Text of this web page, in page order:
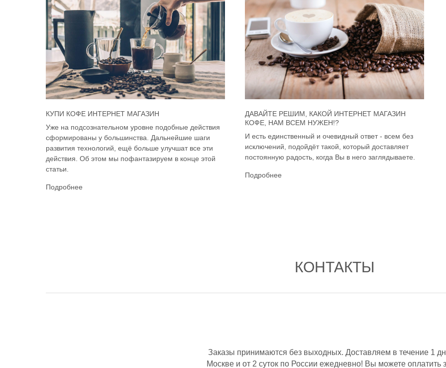
КУПИ КОФЕ ИНТЕРНЕТ МАГАЗИН
Уже на подсознательном уровне подобные действия
сформированы у большинства. Дальнейшие шаги
развития технологий, ещё больше улучшат все эти
действия. Об этом мы пофантазируем в конце этой
статьи.
Подробнее
ДАВАЙТЕ РЕШИМ, КАКОЙ ИНТЕРНЕТ МАГАЗИН
КОФЕ, НАМ ВСЕМ НУЖЕН!?
И есть единственный и очевидный ответ - всем без
исключений, подойдёт такой, который доставляет
постоянную радость, когда Вы в него заглядываете.
Подробнее
КОНТАКТЫ
Заказы принимаются без выходных. Доставляем в течение 1
Москве и от 2 суток по России ежедневно! Вы можете оплатить